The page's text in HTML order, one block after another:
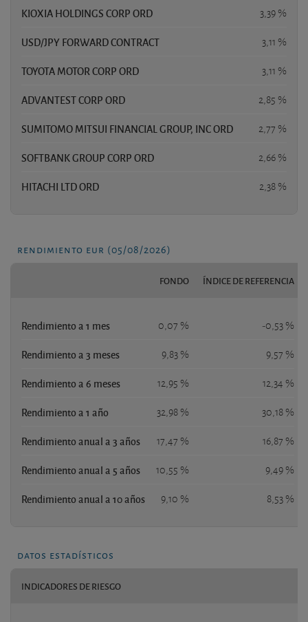
KIOXIA HOLDINGS CORP ORD 3,39 %
USD/JPY FORWARD CONTRACT 3,11 %
TOYOTA MOTOR CORP ORD 3,11 %
ADVANTEST CORP ORD 2,85 %
SUMITOMO MITSUI FINANCIAL GROUP, INC ORD 2,77 %
SOFTBANK GROUP CORP ORD 2,66 %
HITACHI LTD ORD 2,38 %
rendimiento eur (05/08/2026)
FONDO ÍNDICE DE REFERENCIA
Rendimiento a 1 mes 0,07 % -0,53 %
Rendimiento a 3 meses 9,83 % 9,57 %
Rendimiento a 6 meses 12,95 % 12,34 %
Rendimiento a 1 año 32,98 % 30,18 %
Rendimiento anual a 3 años 17,47 % 16,87 %
Rendimiento anual a 5 años 10,55 % 9,49 %
Rendimiento anual a 10 años 9,10 % 8,53 %
datos estadísticos
INDICADORES DE RIESGO